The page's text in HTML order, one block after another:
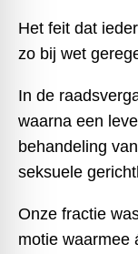
Het feit dat
zo bij wet
In de
waarna een
behandeling
seksuele
Onze fractie
motie waarmee